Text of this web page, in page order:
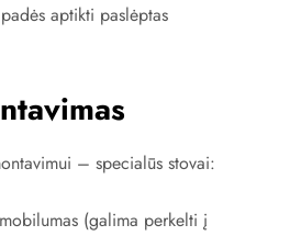
aptikti paslėptas
– specialūs stovai:
(galima perkelti į